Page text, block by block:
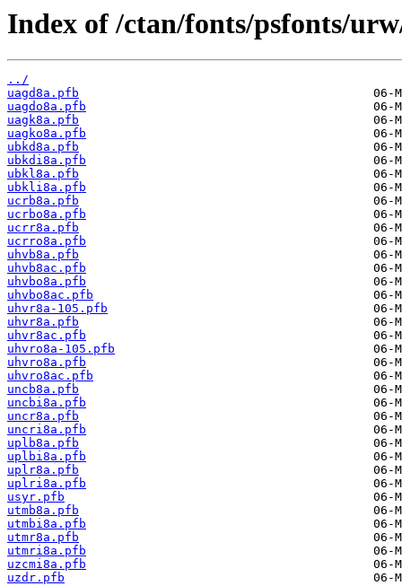
Index of /ctan/fonts/psfonts/
../
uagd8a.pfb
uagdo8a.pfb
uagk8a.pfb
uagko8a.pfb
ubkd8a.pfb
ubkdi8a.pfb
ubkl8a.pfb
ubkli8a.pfb
ucrb8a.pfb
ucrbo8a.pfb
ucrr8a.pfb
ucrro8a.pfb
uhvb8a.pfb
uhvb8ac.pfb
uhvbo8a.pfb
uhvbo8ac.pfb
uhvr8a-105.pfb
uhvr8a.pfb
uhvr8ac.pfb
uhvro8a-105.pfb
uhvro8a.pfb
uhvro8ac.pfb
uncb8a.pfb
uncbi8a.pfb
uncr8a.pfb
uncri8a.pfb
uplb8a.pfb
uplbi8a.pfb
uplr8a.pfb
uplri8a.pfb
usyr.pfb
utmb8a.pfb
utmbi8a.pfb
utmr8a.pfb
utmri8a.pfb
uzcmi8a.pfb
uzdr.pfb